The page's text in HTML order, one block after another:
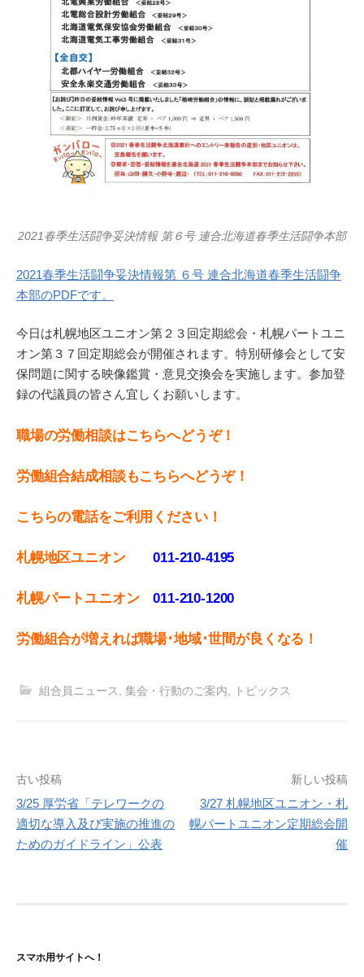
2021春季生活闘争妥決情報 第６号 連合北海道春季生活闘争本部
2021春季生活闘争妥決情報第 ６号 連合北海道春季生活闘争
本部のPDFです。
今日は札幌地区ユニオン第２３回定期総会・札幌パートユニ
オン第３７回定期総会が開催されます。特別研修会として安
保問題に関する映像鑑賞・意見交換会を実施します。参加登
録の代議員の皆さん宜しくお願いします。
職場の労働相談はこちらへどうぞ！
労働組合結成相談もこちらへどうぞ！
こちらの電話をご利用ください！
札幌地区ユニオン011-210-4195
札幌パートユニオン011‐210-1200
労働組合が増えれば職場･地域･世間が良くなる！
組合員ニュース 集会・行動のご案内 トピックス
投
稿
ナ
シ
古い投稿
3/25 厚労省「テレワークの
適切な導入及び実施の推進の
ためのガイドライン」公表
新しい投稿
3/27 札幌地区ユニオン・札
幌パートユニオン定期総会開
催
スマホ用サイトへ！